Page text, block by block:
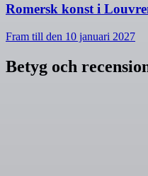
Romersk konst i
Fram till den 10 januari 2027
Betyg och